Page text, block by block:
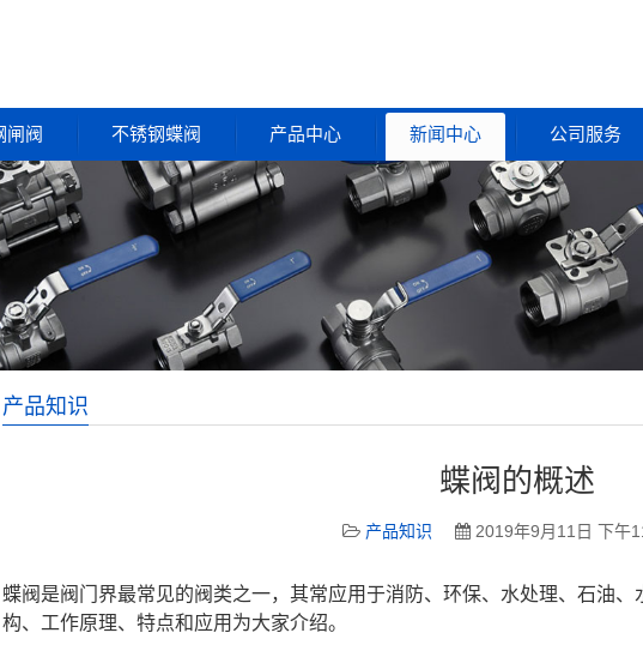
闸阀 不锈钢蝶阀 产品中心 新闻中心 公司服务
产品知识
蝶阀的概述
产品知识 2019年9月11日 下午
蝶阀是阀门界最常见的阀类之一，其常应用于消防、环保、水处理、石油
构、工作原理、特点和应用为大家介绍。